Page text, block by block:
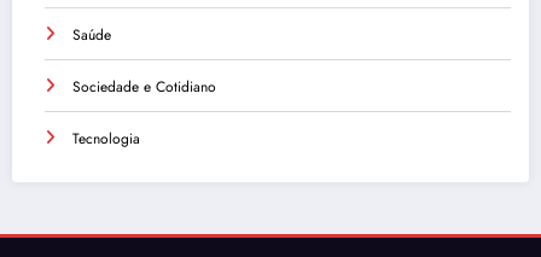
Saúde
Sociedade e Cotidiano
Tecnologia